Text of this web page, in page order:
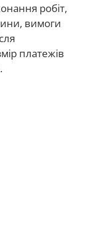
робіт,
вимоги
платежів